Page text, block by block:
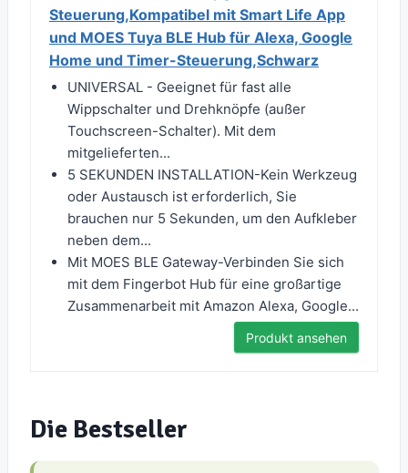
Steuerung,Kompatibel mit Smart Life App
und MOES Tuya BLE Hub für Alexa, Google
Home und Timer-Steuerung,Schwarz
UNIVERSAL - Geeignet für fast alle
Wippschalter und Drehknöpfe (außer
Touchscreen-Schalter). Mit dem
mitgelieferten...
5 SEKUNDEN INSTALLATION-Kein Werkzeug
oder Austausch ist erforderlich, Sie
brauchen nur 5 Sekunden, um den Aufkleber
neben dem...
Mit MOES BLE Gateway-Verbinden Sie sich
mit dem Fingerbot Hub für eine großartige
Zusammenarbeit mit Amazon Alexa, Google...
Produkt ansehen
Die Bestseller